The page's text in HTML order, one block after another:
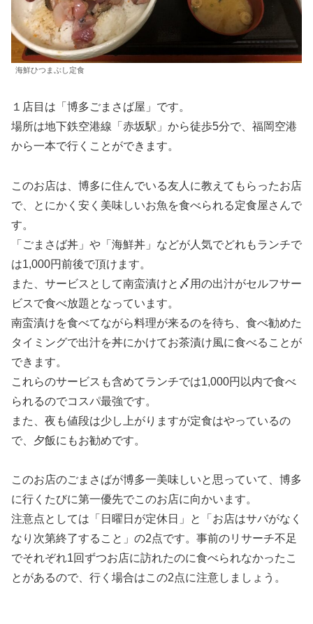
海鮮ひつまぶし定食
１店目は「博多ごまさば屋」です。
場所は地下鉄空港線「赤坂駅」から徒歩5分で、福岡空港
から一本で行くことができます。
このお店は、博多に住んでいる友人に教えてもらったお店
で、とにかく安く美味しいお魚を食べられる定食屋さんで
す。
「ごまさば丼」や「海鮮丼」などが人気でどれもランチで
は1,000円前後で頂けます。
また、サービスとして南蛮漬けと〆用の出汁がセルフサー
ビスで食べ放題となっています。
南蛮漬けを食べてながら料理が来るのを待ち、食べ勧めた
タイミングで出汁を丼にかけてお茶漬け風に食べることが
できます。
これらのサービスも含めてランチでは1,000円以内で食べ
られるのでコスパ最強です。
また、夜も値段は少し上がりますが定食はやっているの
で、夕飯にもお勧めです。
このお店のごまさばが博多一美味しいと思っていて、博多
に行くたびに第一優先でこのお店に向かいます。
注意点としては「日曜日が定休日」と「お店はサバがなく
なり次第終了すること」の2点です。事前のリサーチ不足
でそれぞれ1回ずつお店に訪れたのに食べられなかったこ
とがあるので、行く場合はこの2点に注意しましょう。